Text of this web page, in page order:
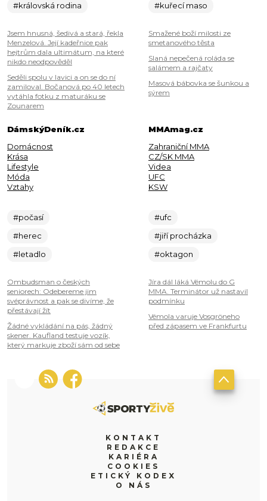
#královská rodina
Jsem hnusná, šedivá a stará, řekla
Menzelová. Její kadeřnice pak
hejtrům dala ultimátum, na které
nikdo neodpověděl
Seděli spolu v lavici a on se do ní
zamiloval. Bočanová po 40 letech
vytáhla fotku z maturáku se
Zounarem
#kuřecí maso
Smažené boží milosti ze
smetanového těsta
Slaná nepečená roláda se
salámem a rajčaty
Masová bábovka se šunkou a
sýrem
DámskýDeník.cz
Domácnost
Krása
Lifestyle
Móda
Vztahy
#počasí
#herec
#letadlo
Ombudsman o českých
seniorech: Odebereme jim
svéprávnost a pak se divíme, že
přestávají žít
Žádné vykládání na pás, žádný
skener. Kaufland testuje vozík,
který markuje zboží sám od sebe
MMAmag.cz
Zahraniční MMA
CZ/SK MMA
Videa
UFC
KSW
#ufc
#jiří procházka
#oktagon
Jíra dál láká Vémolu do G
MMA. Terminátor už nastavil
podmínku
Vémola varuje Vosgröneho
před zápasem ve Frankfurtu
KONTAKT
REDAKCE
KARIÉRA
COOKIES
ETICKÝ KODEX
O NÁS